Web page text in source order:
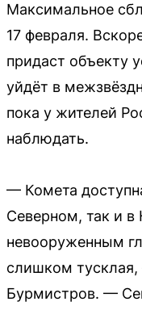
Максимальное
17 февраля.
придаст объекту
уйдёт в
пока у жителей
наблюдать.
— Комета
Северном, так и
невооруженным
слишком
Бурмистров. —